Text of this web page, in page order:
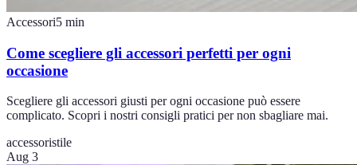
Accessori5 min
Come scegliere gli accessori perfetti per ogni
occasione
Scegliere gli accessori giusti per ogni occasione può essere
complicato. Scopri i nostri consigli pratici per non sbagliare mai.
accessoristile
Aug 3